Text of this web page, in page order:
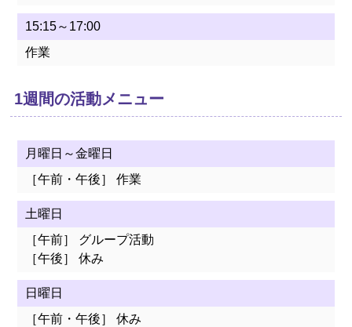
お知らせ一覧
RECRUIT
わかふじ寮歳時記
やすらぎ荘ブログ
ひまわり荘Diary
新得やすらぎ荘 介護職員初任者研修
15:15～17:00
作業
1週間の活動メニュー
月曜日～金曜日
［午前・午後］ 作業
土曜日
［午前］ グループ活動
［午後］ 休み
日曜日
［午前・午後］ 休み